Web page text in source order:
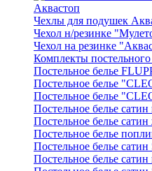
Аквастоп
Чехлы для подушек
Чехол н/резинке
Чехол на резинке
Комплекты постельного
Постельное белье
Постельное белье
Постельное белье
Постельное белье
Постельное белье
Постельное белье
Постельное белье
Постельное белье